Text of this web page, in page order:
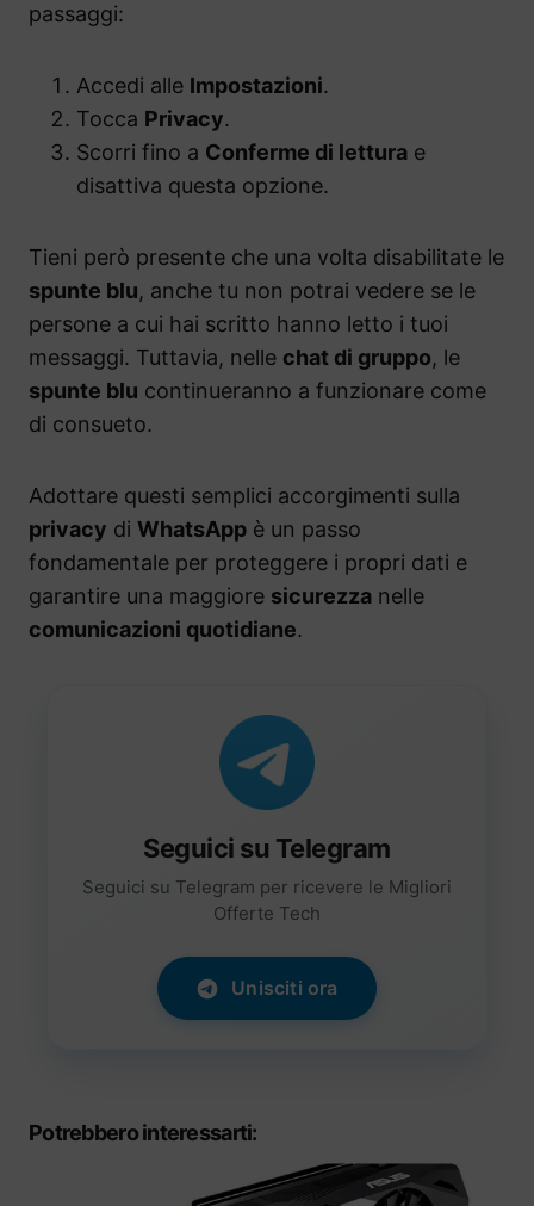
passaggi:
Accedi alle Impostazioni.
Tocca Privacy.
Scorri fino a Conferme di lettura e
disattiva questa opzione.
Tieni però presente che una volta disabilitate le
spunte blu, anche tu non potrai vedere se le
persone a cui hai scritto hanno letto i tuoi
messaggi. Tuttavia, nelle chat di gruppo, le
spunte blu continueranno a funzionare come
di consueto.
Adottare questi semplici accorgimenti sulla
privacy di WhatsApp è un passo
fondamentale per proteggere i propri dati e
garantire una maggiore sicurezza nelle
comunicazioni quotidiane.
Seguici su Telegram
Seguici su Telegram per ricevere le Migliori
Offerte Tech
Unisciti ora
Potrebbero interessarti: